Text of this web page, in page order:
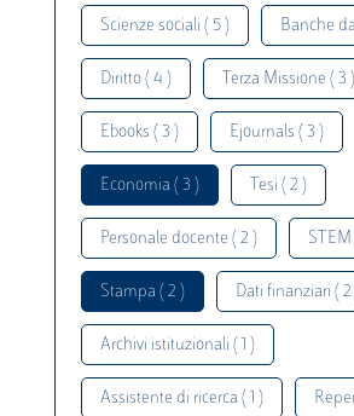
Scienze sociali ( 5 ) Banche
Diritto ( 4 ) Terza Missione ( 3 )
Ebooks ( 3 ) Ejournals ( 3 )
Economia ( 3 ) Tesi ( 2 )
Personale docente ( 2 ) STEM
Stampa ( 2 ) Dati finanziari ( 2
Archivi istituzionali ( 1 )
Assistente di ricerca ( 1 )